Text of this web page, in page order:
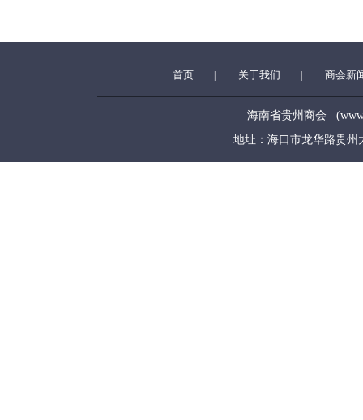
首页 关于我们 商会新
海南省贵州商会
地址：海口市龙华路贵州